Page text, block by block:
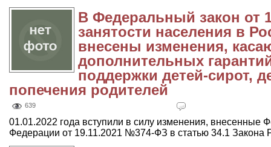
В Федеральный закон от
занятости населения в
внесены изменения,
дополнительных
поддержки детей-сирот,
попечения родителей
639
01.01.2022 года вступили в силу изменения, внесенные
Федерации от 19.11.2021 №374-ФЗ в статью 34.1 Закона